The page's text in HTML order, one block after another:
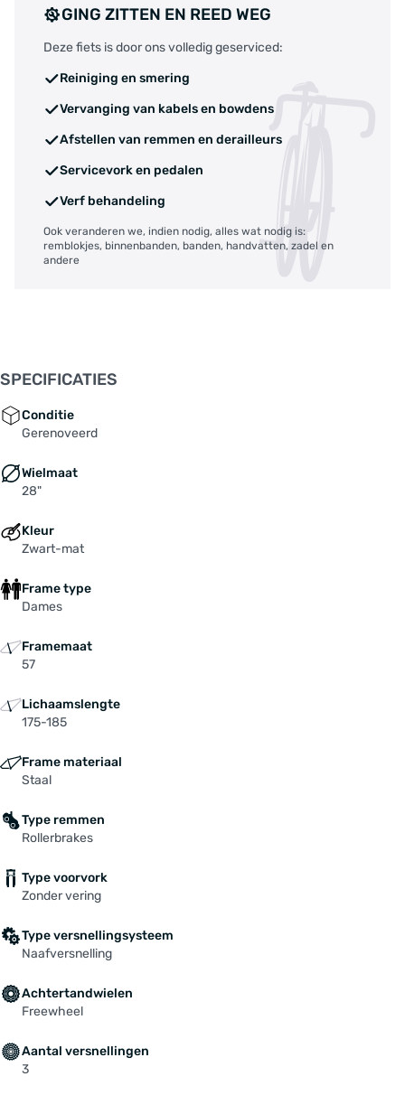
GING ZITTEN EN REED WEG
Deze fiets is door ons volledig geserviced:
Reiniging en smering
Vervanging van kabels en bowdens
Afstellen van remmen en derailleurs
Servicevork en pedalen
Verf behandeling
Ook veranderen we, indien nodig, alles wat nodig is:
remblokjes, binnenbanden, banden, handvatten, zadel en
andere
SPECIFICATIES
Conditie
Gerenoveerd
Wielmaat
28"
Kleur
Zwart-mat
Frame type
Dames
Framemaat
57
Lichaamslengte
175-185
Frame materiaal
Staal
Type remmen
Rollerbrakes
Type voorvork
Zonder vering
Type versnellingsysteem
Naafversnelling
Achtertandwielen
Freewheel
Aantal versnellingen
3